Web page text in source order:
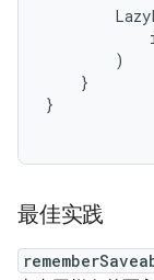
)
}
}
最佳实践